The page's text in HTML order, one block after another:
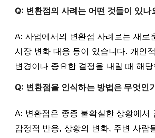
Q: 변환점의 사례는 어떤 것들이 있나
A: 사업에서의 변환점 사례로는 새로
시장 변화 대응 등이 있습니다. 개인
변경이나 중요한 결정을 내릴 때 해당
Q: 변환점을 인식하는 방법은 무엇인
A: 변환점은 종종 불확실한 상황에서
감정적 반응, 상황의 변화, 주변 사람